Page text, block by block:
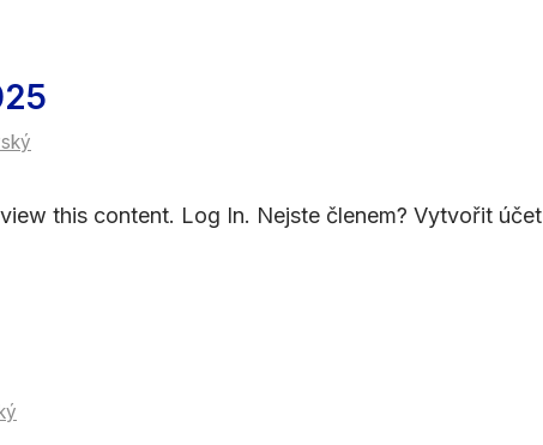
this content. Log In. Nejste členem? Vytvořit účet